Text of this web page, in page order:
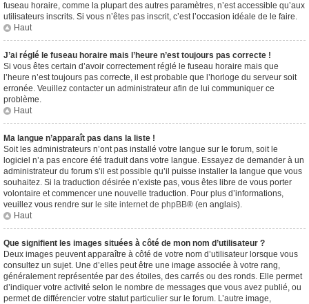
fuseau horaire, comme la plupart des autres paramètres, n’est accessible qu’aux
utilisateurs inscrits. Si vous n’êtes pas inscrit, c’est l’occasion idéale de le faire.
Haut
J’ai réglé le fuseau horaire mais l’heure n’est toujours pas correcte !
Si vous êtes certain d’avoir correctement réglé le fuseau horaire mais que
l’heure n’est toujours pas correcte, il est probable que l’horloge du serveur soit
erronée. Veuillez contacter un administrateur afin de lui communiquer ce
problème.
Haut
Ma langue n’apparaît pas dans la liste !
Soit les administrateurs n’ont pas installé votre langue sur le forum, soit le
logiciel n’a pas encore été traduit dans votre langue. Essayez de demander à un
administrateur du forum s’il est possible qu’il puisse installer la langue que vous
souhaitez. Si la traduction désirée n’existe pas, vous êtes libre de vous porter
volontaire et commencer une nouvelle traduction. Pour plus d’informations,
veuillez vous rendre sur le site internet de phpBB® (en anglais).
Haut
Que signifient les images situées à côté de mon nom d’utilisateur ?
Deux images peuvent apparaître à côté de votre nom d’utilisateur lorsque vous
consultez un sujet. Une d’elles peut être une image associée à votre rang,
généralement représentée par des étoiles, des carrés ou des ronds. Elle permet
d’indiquer votre activité selon le nombre de messages que vous avez publié, ou
permet de différencier votre statut particulier sur le forum. L’autre image,